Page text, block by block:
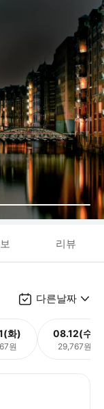
리뷰
다른날짜
화)
원
08.12(수)
29,767원